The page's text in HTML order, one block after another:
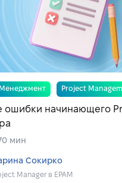
Менеджмент Project
ошибки начинающего
мин
Сокирко
Manager в EPAM